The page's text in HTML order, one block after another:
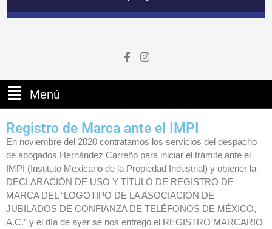
Menú
Registro de Marca ante el IMPI
En noviembre del 2020 contratamos los servicios del despacho
de abogados Hernández Carreño para iniciar el trámite ante el
IMPI (Instituto Mexicano de la Propiedad Industrial) y obtener la
DECLARACIÓN DE USO Y TÍTULO DE REGISTRO DE
MARCA DEL “LOGOTIPO DE LA ASOCIACIÓN DE
JUBILADOS DE CONFIANZA DE TELÉFONOS DE MÉXICO,
A.C.” y el día de ayer se nos entregó el REGISTRO MARCARIO